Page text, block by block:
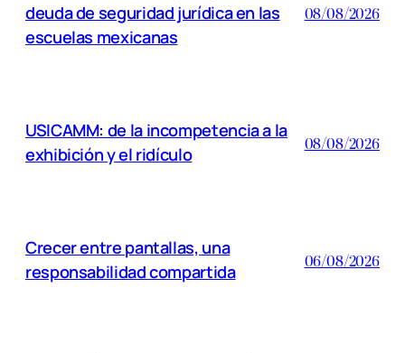
deuda de seguridad jurídica en las
escuelas mexicanas
08/08/2026
USICAMM: de la incompetencia a la
exhibición y el ridículo
08/08/2026
Crecer entre pantallas, una
responsabilidad compartida
06/08/2026